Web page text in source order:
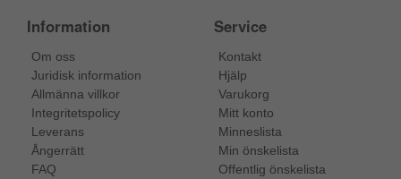
Information
Om oss
Juridisk information
Allmänna villkor
Integritetspolicy
Leverans
Ångerrätt
FAQ
Service
Kontakt
Hjälp
Varukorg
Mitt konto
Minneslista
Min önskelista
Offentlig önskelista